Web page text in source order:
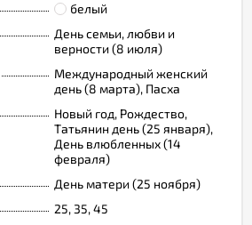
белый
День семьи, любви и
верности (8 июля)
Международный женский
день (8 марта), Пасха
Новый год, Рождество,
Татьянин день (25 января),
День влюбленных (14
февраля)
День матери (25 ноября)
25, 35, 45